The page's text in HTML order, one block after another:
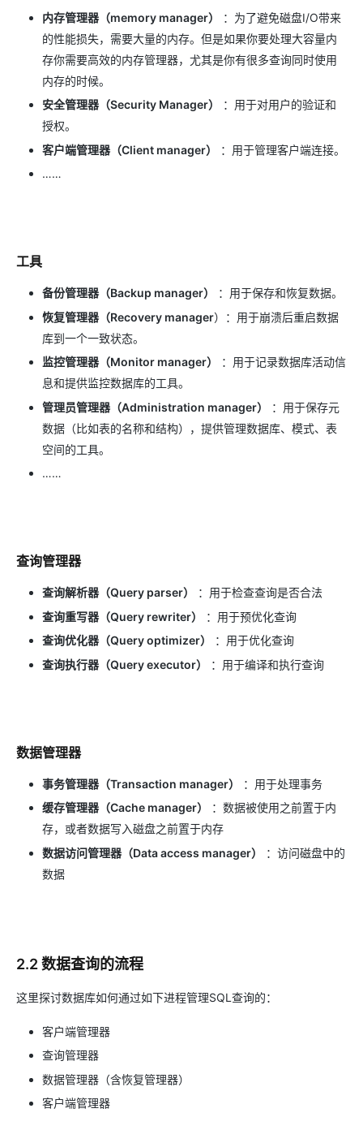
内存管理器（memory manager）
：为了避免磁盘I/O带来
的性能损失，需要大量的内存。但是如果你要处理大容量内
存你需要高效的内存管理器，尤其是你有很多查询同时使用
内存的时候。
安全管理器（Security Manager）
：用于对用户的验证和
授权。
客户端管理器（Client manager）
：用于管理客户端连接。
……
工具
备份管理器（Backup manager）
：用于保存和恢复数据。
恢复管理器（Recovery manager）：用于崩溃后重启数据
库到一个一致状态。
监控管理器（Monitor manager）
：用于记录数据库活动信
息和提供监控数据库的工具。
管理员管理器（Administration manager）
：用于保存元
数据（比如表的名称和结构），提供管理数据库、模式、表
空间的工具。
……
查询管理器
查询解析器（Query parser）
：用于检查查询是否合法
查询重写器（Query rewriter）
：用于预优化查询
查询优化器（Query optimizer）
：用于优化查询
查询执行器（Query executor）
：用于编译和执行查询
数据管理器
事务管理器（Transaction manager）
：用于处理事务
缓存管理器（Cache manager）
：数据被使用之前置于内
存，或者数据写入磁盘之前置于内存
数据访问管理器（Data access manager）
：访问磁盘中的
数据
2.2 数据查询的流程
这里探讨数据库如何通过如下进程管理SQL查询的：
客户端管理器
查询管理器
数据管理器（含恢复管理器）
客户端管理器